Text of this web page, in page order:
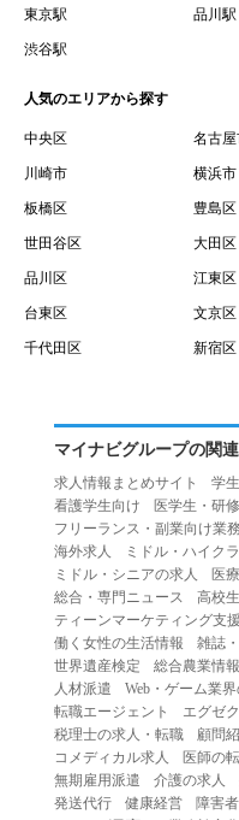
東京駅 品川駅
渋谷駅
人気のエリアから探す
中央区 名古
川崎市 横浜市
板橋区 豊島区
世田谷区 大田区
品川区 江東区
台東区 文京区
千代田区 新宿区
マイナビグループの関
求人情報まとめサイト 学
看護学生向け
医学生・研
フリーランス・副業向け業
海外求人
ミドル・ハイク
ミドル・シニアの求人
医
総合・専門ニュース
高校
ティーンマーケティング支援
働く女性の生活情報
雑誌
世界遺産検定
総合農業情
人材派遣
Web・ゲーム業
転職エージェント
エグゼ
税理士の求人・転職
顧問
コメディカル求人
医師の
無期雇用派遣
介護の求人
発送代行
健康経営
障害